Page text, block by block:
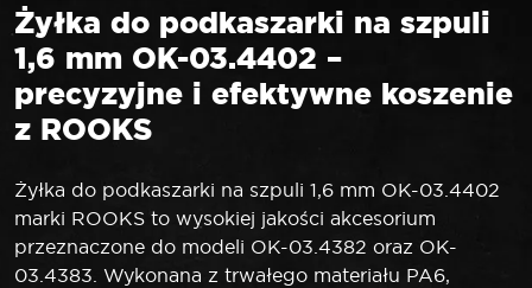
Żyłka do podkaszarki na szpuli
1,6 mm OK-03.4402 –
precyzyjne i efektywne koszenie
z ROOKS
Żyłka do podkaszarki na szpuli 1,6 mm OK-03.4402
marki ROOKS to wysokiej jakości akcesorium
przeznaczone do modeli OK-03.4382 oraz OK-
03.4383. Wykonana z trwałego materiału PA6,